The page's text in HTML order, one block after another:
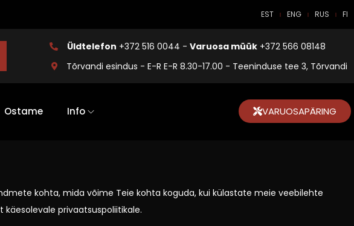
EST ENG RUS FI
Üldtelefon +372 516 0044 -Varuosa müük +372 566 08148
Tõrvandi esindus - E-R E-R 8.30-17.00 - Teeninduse tee 3, Tõrvandi
Ostame Info VARUOSAPÄRING
kohta, mida võime Teie kohta koguda, kui külastate meie veebilehte
privaatsuspoliitikale.